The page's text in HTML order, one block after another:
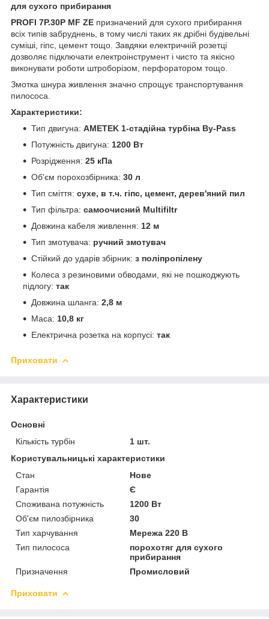
для сухого прибирання
PROFI 7P.30P MF ZE призначений для сухого прибирання
всіх типів забруднень, в тому числі таких як дрібні будівельні
суміші, гіпс, цемент тощо. Завдяки електричній розетці
дозволяє підключати електроінструмент і чисто та якісно
виконувати роботи штроборізом, перфоратором тощо.
Змотка шнура живлення значно спрощує транспортування
пилососа.
Характеристики:
Тип двигуна: AMETEK 1-стадійна турбіна By-Pass
Потужність двигуна: 1200 Вт
Розрідження: 25 кПа
Об'єм порохозбірника: 30 л
Тип сміття: сухе, в т.ч. гіпс, цемент, дерев'яний пил
Тип фільтра: самоочисний Multifiltr
Довжина кабеля живлення: 12 м
Тип змотувача: ручний змотувач
Стійкий до ударів збірник: з поліпропілену
Колеса з резиновими обводами, які не пошкоджують
підлогу: так
Довжина шланга: 2,8 м
Маса: 10,8 кг
Електрична розетка на корпусі: так
Приховати
Характеристики
Основні
Кількість турбін
1 шт.
Користувальницькі характеристики
Стан
Нове
Гарантія
Є
Споживана потужність
1200 Вт
Об'єм пилозбірника
30
Тип харчування
Мережа 220 В
Тип пилососа
порохотяг для сухого
прибирання
Призначення
Промисловий
Приховати